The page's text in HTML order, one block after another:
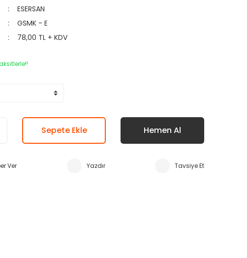
ESERSAN
GSMK - E
78,00 TL + KDV
Sepete Ekle Hemen Al
Ver Yazdır Tavsiye Et